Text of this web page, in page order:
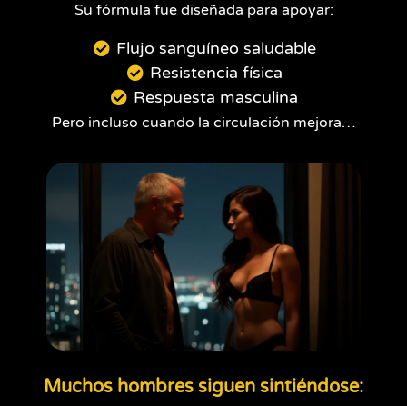
Su fórmula fue diseñada para apoyar:
Flujo sanguíneo saludable
Resistencia física
Respuesta masculina
Pero incluso cuando la circulación mejora…
Muchos hombres siguen sintiéndose: